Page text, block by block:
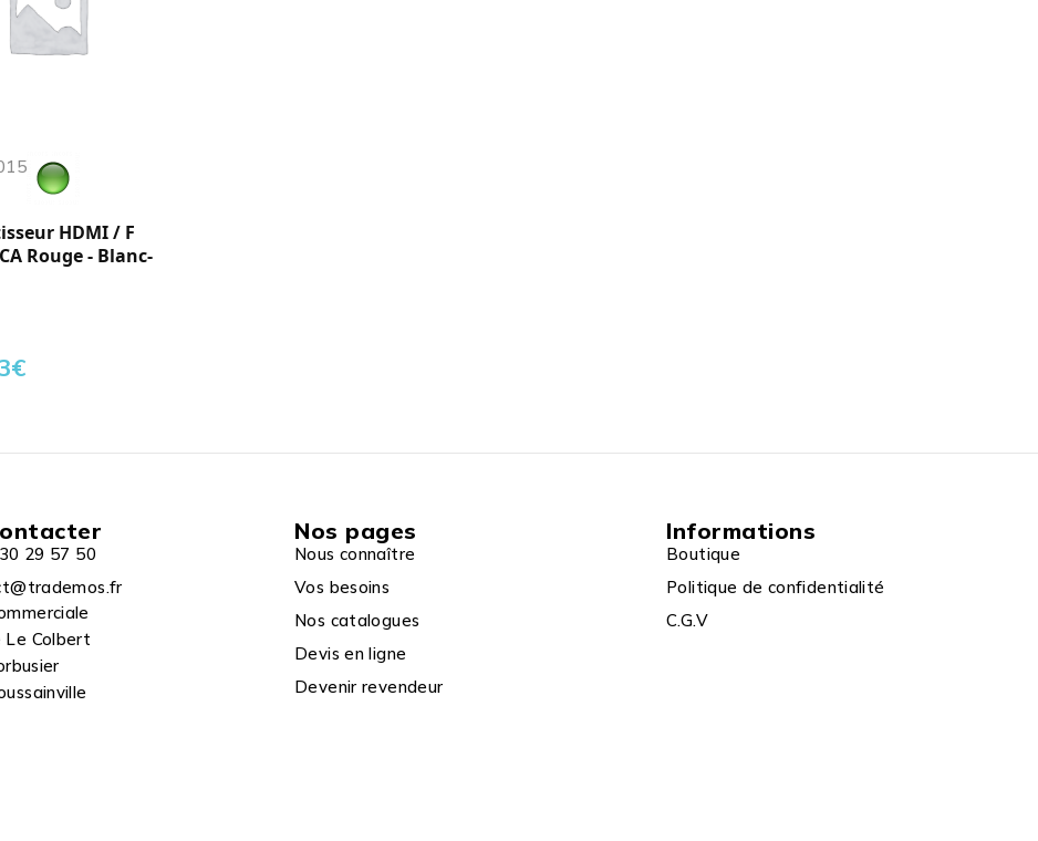
HDMI / F
Rouge - Blanc-
€
29 57 50
Le Colbert
Nos pages
Nous connaître
Vos besoins
Nos catalogues
Devis en ligne
Devenir revendeur
Informations
Boutique
Politique de confidentialité
C.G.V